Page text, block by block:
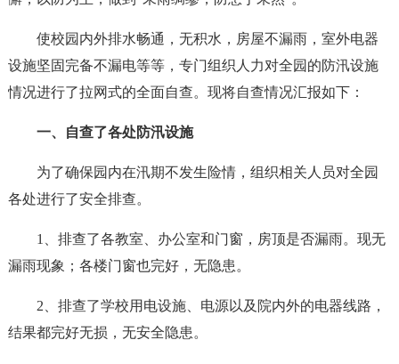
使校园内外排水畅通，无积水，房屋不漏雨，室外电器
设施坚固完备不漏电等等，专门组织人力对全园的防汛设施
情况进行了拉网式的全面自查。现将自查情况汇报如下：
一、自查了各处防汛设施
为了确保园内在汛期不发生险情，组织相关人员对全园
各处进行了安全排查。
1、排查了各教室、办公室和门窗，房顶是否漏雨。现无
漏雨现象；各楼门窗也完好，无隐患。
2、排查了学校用电设施、电源以及院内外的电器线路，
结果都完好无损，无安全隐患。